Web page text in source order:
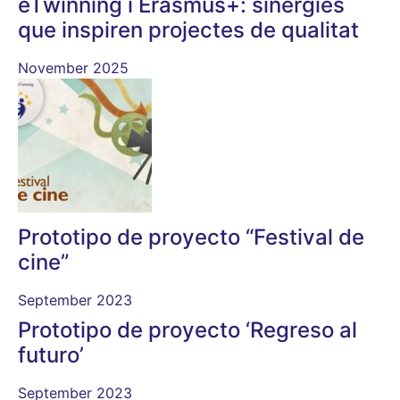
que inspiren projectes de qualitat
November 2025
Prototipo de proyecto “Festival de
cine”
September 2023
Prototipo de proyecto ‘Regreso al
futuro’
September 2023